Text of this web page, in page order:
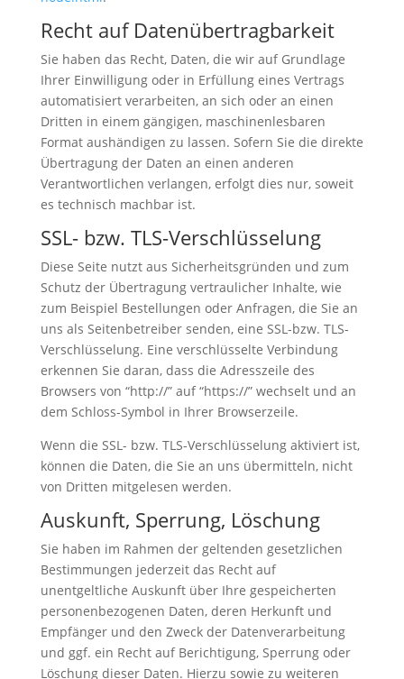
Recht auf Datenübertragbarkeit
Sie haben das Recht, Daten, die wir auf Grundlage
Ihrer Einwilligung oder in Erfüllung eines Vertrags
automatisiert verarbeiten, an sich oder an einen
Dritten in einem gängigen, maschinenlesbaren
Format aushändigen zu lassen. Sofern Sie die direkte
Übertragung der Daten an einen anderen
Verantwortlichen verlangen, erfolgt dies nur, soweit
es technisch machbar ist.
SSL- bzw. TLS-Verschlüsselung
Diese Seite nutzt aus Sicherheitsgründen und zum
Schutz der Übertragung vertraulicher Inhalte, wie
zum Beispiel Bestellungen oder Anfragen, die Sie an
uns als Seitenbetreiber senden, eine SSL-bzw. TLS-
Verschlüsselung. Eine verschlüsselte Verbindung
erkennen Sie daran, dass die Adresszeile des
Browsers von “http://” auf “https://” wechselt und an
dem Schloss-Symbol in Ihrer Browserzeile.
Wenn die SSL- bzw. TLS-Verschlüsselung aktiviert ist,
können die Daten, die Sie an uns übermitteln, nicht
von Dritten mitgelesen werden.
Auskunft, Sperrung, Löschung
Sie haben im Rahmen der geltenden gesetzlichen
Bestimmungen jederzeit das Recht auf
unentgeltliche Auskunft über Ihre gespeicherten
personenbezogenen Daten, deren Herkunft und
Empfänger und den Zweck der Datenverarbeitung
und ggf. ein Recht auf Berichtigung, Sperrung oder
Löschung dieser Daten. Hierzu sowie zu weiteren